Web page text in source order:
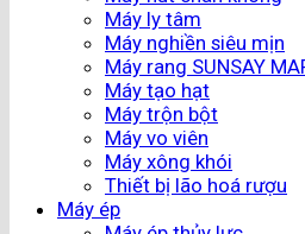
Máy ly tâm
Máy nghiền siêu mịn
Máy rang SUNSAY
Máy tạo hạt
Máy trộn bột
Máy vo viên
Máy xông khói
Thiết bị lão hoá rượu
Máy ép